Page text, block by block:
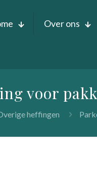
Over ons
voor
heffingen